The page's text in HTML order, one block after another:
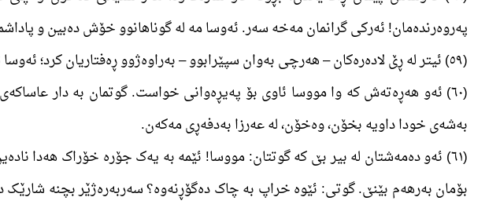
پەروەرندەمان! ئەرکی گرانمان مەخە سەر. ئەوسا مە لە گوناھانوو خۆش دەبین و
(٥٩) ئیتر لە ڕێ لادەرەکان – ھەرچی بەوان سپێرابوو – بەراوەژوو ڕەفتاریان کرد؛ ئەوسا ئێمەش لە تۆڵەی ئەو بەدفەڕیەدا، بەڵایەکمان لە عاسمانەوە بۆ ناردن.
(٦٠) ئەو ھەڕەتەش کە وا مووسا ئاوی بۆ پەیڕەوانی خواست. گوتمان بە دار
بەشەی خودا داویە بخۆن، وەخۆن، لە عەرزا بەدفەڕی مەکەن.
(٦١) ئەو دەمەشتان لە بیر بێ کە گوتتان: مووسا! ئێمە بە یەک جۆرە خۆراک ھەدا
بۆمان بەرھەم بێنێ. گوتی: ئێوە خراپ بە چاک دەگۆڕنەوە؟ سەربەرەژێر بچنە شارێک